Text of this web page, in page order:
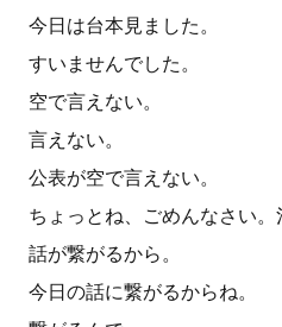
今日は台本見ました。
すいませんでした。
空で言えない。
言えない。
公表が空で言えない。
ちょっとね、ごめんなさい。
話が繋がるから。
今日の話に繋がるからね。